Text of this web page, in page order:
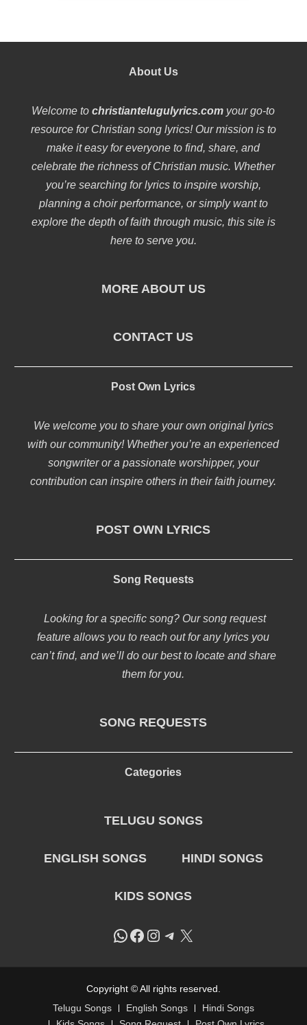
About Us
Welcome tochristiantelugulyrics.com your go-to
resource for Christian song lyrics! Our mission is to
make it easy for everyone to find, share, and
celebrate the richness of Christian music. Whether
you’re searching for lyrics to inspire worship,
planning a choir performance, or simply want to
explore the depth of faith through music, this site is
here to serve you.
MORE ABOUT US
CONTACT US
Post Own Lyrics
We welcome you to share your own original lyrics
with our community! Whether you’re an experienced
songwriter or a passionate worshipper, your
contribution can inspire others in their faith journey.
POST OWN LYRICS
Song Requests
Looking for a specific song? Our song request
feature allows you to reach out for any lyrics you
can’t find, and we’ll do our best to locate and share
them for you.
SONG REQUESTS
Categories
TELUGU SONGS
ENGLISH SONGS HINDI SONGS
KIDS SONGS
WhatsApp
Facebook
Instagram
Telegram
X
Copyright © All rights reserved.
Telugu Songs
English Songs
Hindi Songs